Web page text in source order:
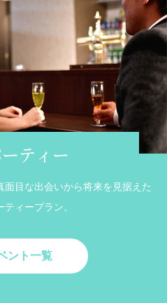
ティー
面目な出会いから将来を見据えた
ィープラン。
ント一覧